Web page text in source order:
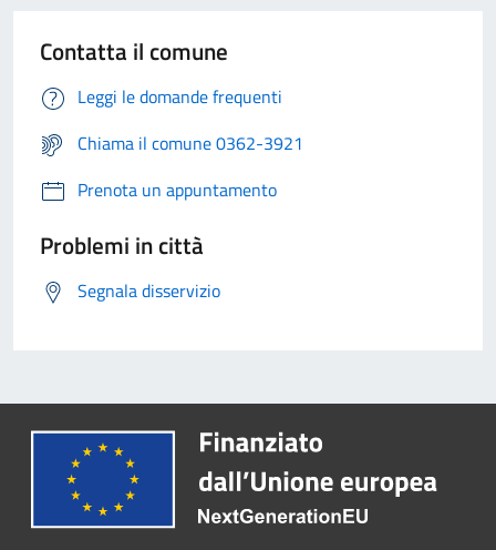
Contatta il comune
Leggi le domande frequenti
Chiama il comune 0362-3921
Prenota un appuntamento
Problemi in città
Segnala disservizio